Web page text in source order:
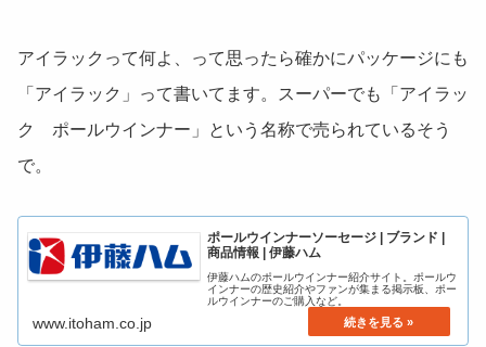
アイラックって何よ、って思ったら確かにパッケージにも
「アイラック」って書いてます。スーパーでも「アイラッ
ク ポールウインナー」という名称で売られているそう
で。
ポールウインナーソーセージ | ブランド |
商品情報 | 伊藤ハム
伊藤ハムのポールウインナー紹介サイト。ポールウ
インナーの歴史紹介やファンが集まる掲示板、ポー
ルウインナーのご購入など。
www.itoham.co.jp